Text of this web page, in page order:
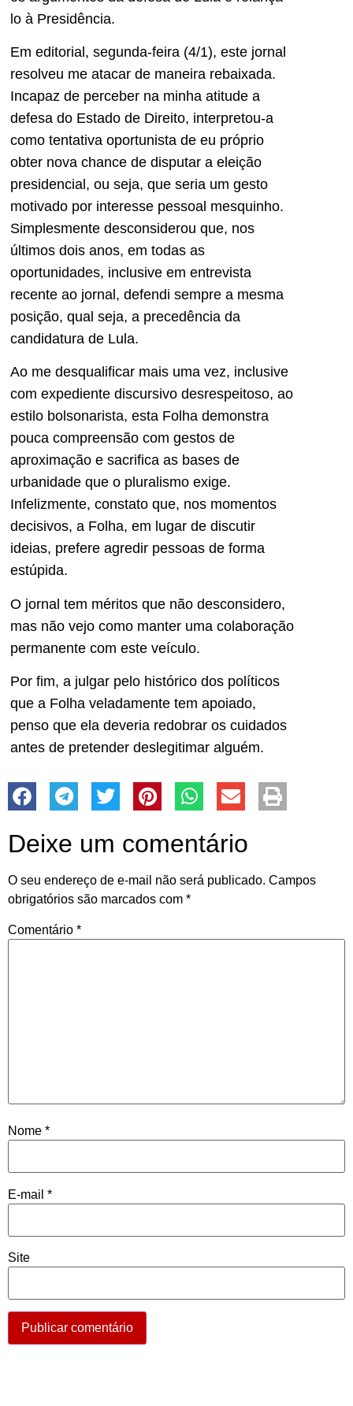
lo à Presidência.
Em editorial, segunda-feira (4/1), este jornal
resolveu me atacar de maneira rebaixada.
Incapaz de perceber na minha atitude a
defesa do Estado de Direito, interpretou-a
como tentativa oportunista de eu próprio
obter nova chance de disputar a eleição
presidencial, ou seja, que seria um gesto
motivado por interesse pessoal mesquinho.
Simplesmente desconsiderou que, nos
últimos dois anos, em todas as
oportunidades, inclusive em entrevista
recente ao jornal, defendi sempre a mesma
posição, qual seja, a precedência da
candidatura de Lula.
Ao me desqualificar mais uma vez, inclusive
com expediente discursivo desrespeitoso, ao
estilo bolsonarista, esta Folha demonstra
pouca compreensão com gestos de
aproximação e sacrifica as bases de
urbanidade que o pluralismo exige.
Infelizmente, constato que, nos momentos
decisivos, a Folha, em lugar de discutir
ideias, prefere agredir pessoas de forma
estúpida.
O jornal tem méritos que não desconsidero,
mas não vejo como manter uma colaboração
permanente com este veículo.
Por fim, a julgar pelo histórico dos políticos
que a Folha veladamente tem apoiado,
penso que ela deveria redobrar os cuidados
antes de pretender deslegitimar alguém.
Deixe um comentário
O seu endereço de e-mail não será publicado. Campos
obrigatórios são marcados com *
Comentário *
Nome *
E-mail *
Site